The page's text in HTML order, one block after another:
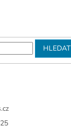
HLEDAT